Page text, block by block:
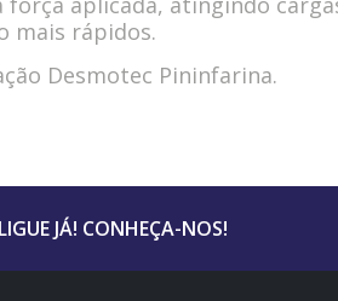
mais rápidos.
Desmotec Pininfarina.
LIGUE JÁ! CONHEÇA-NOS!